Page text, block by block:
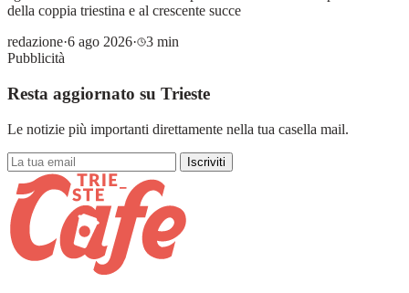
della coppia triestina e al crescente succe
redazione·6 ago 2026·
3 min
Pubblicità
Resta aggiornato su Trieste
Le notizie più importanti direttamente nella tua casella mail.
Iscriviti